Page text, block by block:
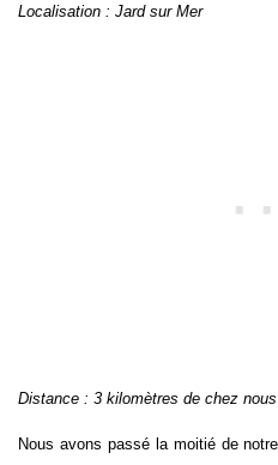
Localisation : Jard sur Mer
Distance : 3 kilomètres de chez nous
Nous avons passé la moitié de